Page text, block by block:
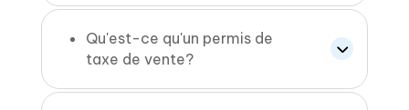
Qu'est-ce qu'un permis de
taxe de vente?